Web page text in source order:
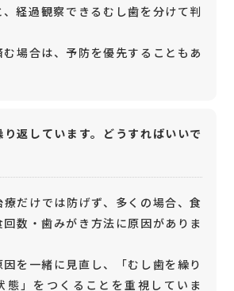
、経過観察できるむし歯を分けて判
む場合は、予防を優先することもあ
り返しています。どうすればいいで
療だけでは防げず、多くの場合、食
数・歯みがき方法に原因がありま
を一緒に見直し、「むし歯を繰り
態」をつくることを重視していま